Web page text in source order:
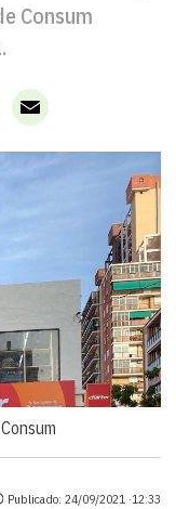
Consum
Email
Consum
Publicado: 24/09/2021 ·12:33